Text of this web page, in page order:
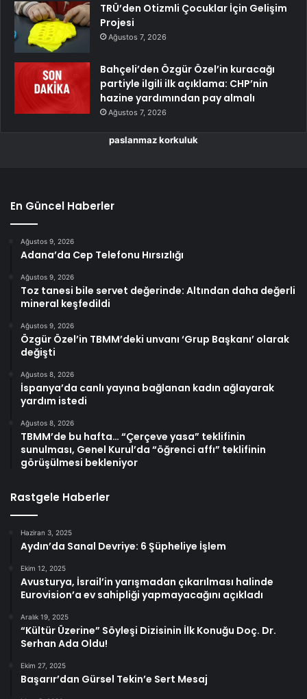
TRÜ’den Otizmli Çocuklar İçin Gelişim
Projesi
Ağustos 7, 2026
Bahçeli’den Özgür Özel’in kuracağı
partiyle ilgili ilk açıklama: CHP’nin
hazine yardımından pay almalı
Ağustos 7, 2026
paslanmaz korkuluk
En Güncel Haberler
Ağustos 9, 2026
Adana’da Cep Telefonu Hırsızlığı
Ağustos 9, 2026
Toz tanesi bile servet değerinde: Altından daha değerli
mineral keşfedildi
Ağustos 9, 2026
Özgür Özel’in TBMM’deki unvanı ‘Grup Başkanı’ olarak
değişti
Ağustos 8, 2026
İspanya’da canlı yayına bağlanan kadın ağlayarak
yardım istedi
Ağustos 8, 2026
TBMM’de bu hafta… “Çerçeve yasa” teklifinin
sunulması, Genel Kurul’da “öğrenci affı” teklifinin
görüşülmesi bekleniyor
Rastgele Haberler
Haziran 3, 2025
Aydın’da Sanal Devriye: 6 Şüpheliye İşlem
Ekim 12, 2025
Avusturya, İsrail’in yarışmadan çıkarılması halinde
Eurovision’a ev sahipliği yapmayacağını açıkladı
Aralık 19, 2025
“Kültür Üzerine” Söyleşi Dizisinin İlk Konuğu Doç. Dr.
Serhan Ada Oldu!
Ekim 27, 2025
Başarır’dan Gürsel Tekin’e Sert Mesaj